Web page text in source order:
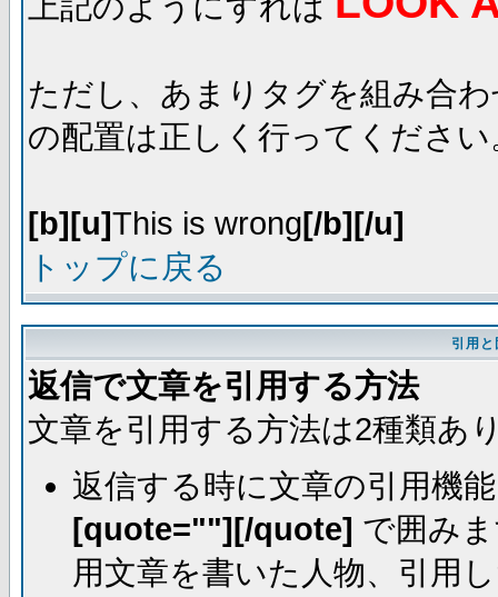
ただし、あまりタグを組み合
の配置は正しく行ってくださ
[b][u]This is wrong[/b][/u]
トップに戻る
引用
返信で文章を引用する方法
文章を引用する方法は2種類あ
返信する時に文章の引用機
[quote=""][/quote] で囲み
用文章を書いた人物、引用